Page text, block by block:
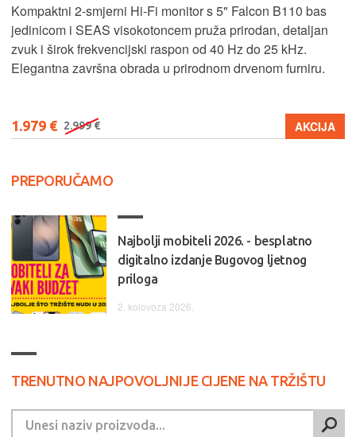
Kompaktni 2-smjerni Hi-Fi monitor s 5" Falcon B110 bas
jedinicom i SEAS visokotoncem pruža prirodan, detaljan
zvuk i širok frekvencijski raspon od 40 Hz do 25 kHz.
Elegantna završna obrada u prirodnom drvenom furniru.
1.979 € 2.999 € AKCIJA
PREPORUČAMO
Najbolji mobiteli 2026. - besplatno
digitalno izdanje Bugovog ljetnog
priloga
2. kolovoza 2026.
TRENUTNO NAJPOVOLJNIJE CIJENE NA TRŽIŠTU